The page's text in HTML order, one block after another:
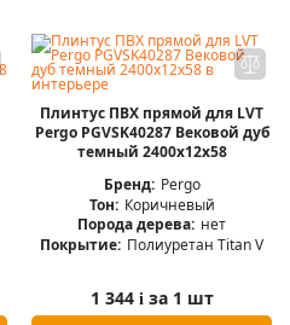
Плинтус ПВХ прямой для LVT
Pergo PGVSK40287 Вековой дуб
темный 2400х12х58
Бренд: Pergo
Тон: Коричневый
Порода дерева: нет
Покрытие: Полиуретан Titan V
1 344 iза 1 шт